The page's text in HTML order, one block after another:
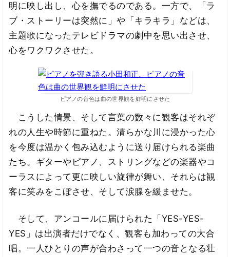
明に映し出し、心を撫でるのである。一方で、「ラ
ブ・ストーリーは突然に」や「キラキラ」などは、
主題歌になったテレビドラマの劇中を思い出させ、
心をワクワクさせた。
ピアノの音色は曲の世界観を鮮明にさせた
こうした情景、そして言葉の数々に観客はそれぞ
れの人生や時節に重ねた。清らかな川に浸かった心
を今度は温かく包み込むように送り届けられる楽曲
たち。ギターやピアノ、ストリングなどの楽器やコ
ーラスによって更に映しい旋律が舞い、それらは観
客に笑みをこぼさせ、そして涙腺を緩ませた。
そして、アンコールに届けられた「YES-YES-
YES」は出演者だけでなく、観客も加わっての大合
唱。一人ひとりの声が合わさって一つの音となる壮